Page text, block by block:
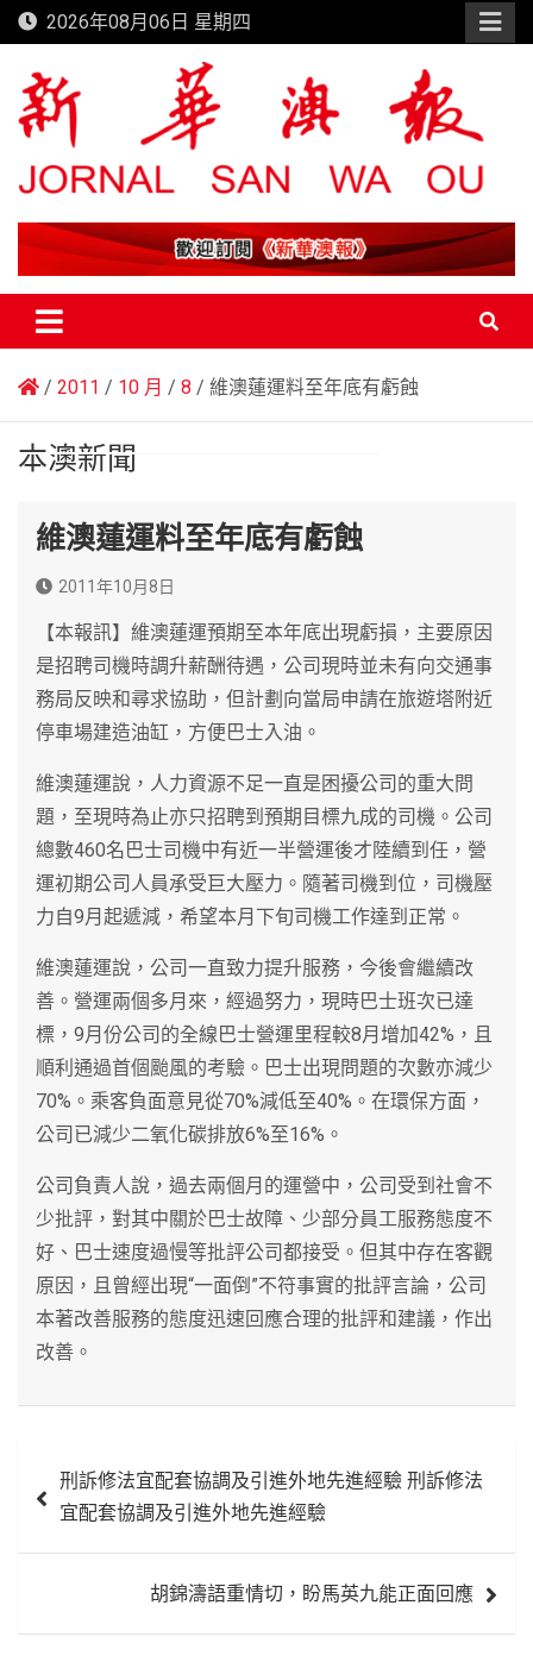
Skip
to
content
2026年08月06日 星期四
新華澳報
2011 10 月 8 維澳蓮運料至年底有虧蝕
本澳新聞
維澳蓮運料至年底有虧蝕
2011年10月8日
【本報訊】維澳蓮運預期至本年底出現虧損，主要原因
是招聘司機時調升薪酬待遇，公司現時並未有向交通事
務局反映和尋求協助，但計劃向當局申請在旅遊塔附近
停車場建造油缸，方便巴士入油。
維澳蓮運說，人力資源不足一直是困擾公司的重大問
題，至現時為止亦只招聘到預期目標九成的司機。公司
總數460名巴士司機中有近一半營運後才陸續到任，營
運初期公司人員承受巨大壓力。隨著司機到位，司機壓
力自9月起遞減，希望本月下旬司機工作達到正常。
維澳蓮運說，公司一直致力提升服務，今後會繼續改
善。營運兩個多月來，經過努力，現時巴士班次已達
標，9月份公司的全線巴士營運里程較8月增加42%，且
順利通過首個颱風的考驗。巴士出現問題的次數亦減少
70%。乘客負面意見從70%減低至40%。在環保方面，
公司已減少二氧化碳排放6%至16%。
公司負責人說，過去兩個月的運營中，公司受到社會不
少批評，對其中關於巴士故障、少部分員工服務態度不
好、巴士速度過慢等批評公司都接受。但其中存在客觀
原因，且曾經出現“一面倒”不符事實的批評言論，公司
本著改善服務的態度迅速回應合理的批評和建議，作出
改善。
章 刑訴修法宜配套協調及引進外地先進經驗 刑訴修法
宜配套協調及引進外地先進經驗
胡錦濤語重情切，盼馬英九能正面回應